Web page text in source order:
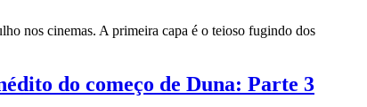
nos cinemas. A primeira capa é o teioso fugindo dos
do começo de Duna: Parte 3